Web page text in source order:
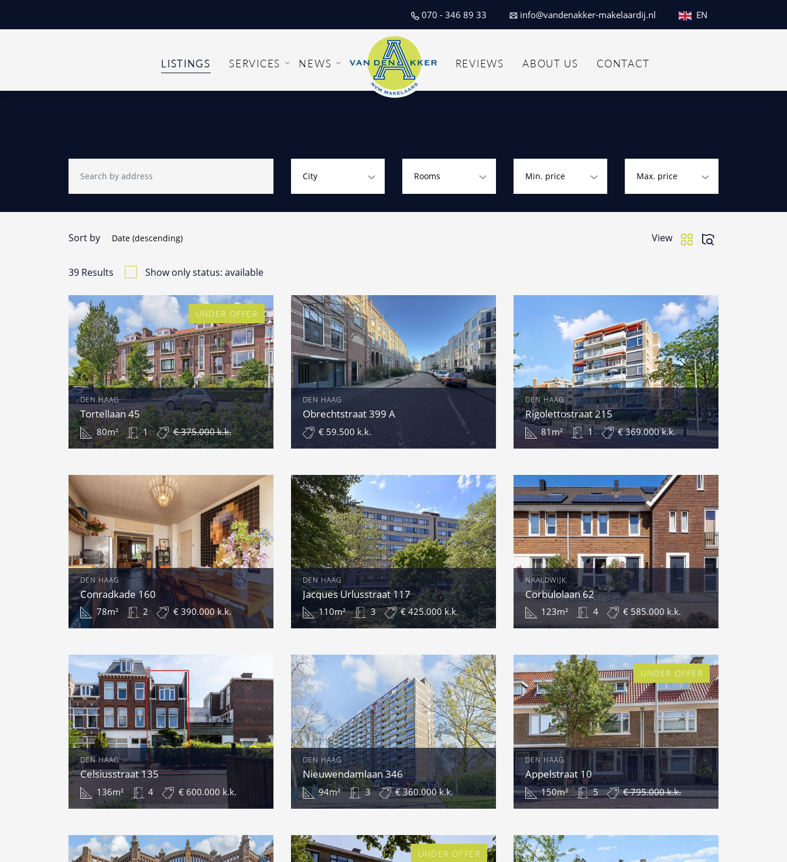
070 - 346 89 33 info@vandenakker-makelaardij.nl EN
LISTINGS SERVICES NEWS REVIEWS ABOUT US CONTACT
City Rooms Min. price Max. price
Sort by Date (descending) View
39 Results Show only status: available
UNDER OFFER
DEN HAAG
Tortellaan 45
80m² 1 € 375.000 k.k.
DEN HAAG
Obrechtstraat 399 A
€ 59.500 k.k.
DEN HAAG
Rigolettostraat 215
81m² 1 € 369.000 k.k.
DEN HAAG
Conradkade 160
78m² 2 € 390.000 k.k.
DEN HAAG
Jacques Urlusstraat 117
110m² 3 € 425.000 k.k.
NAALDWIJK
Corbulolaan 62
123m² 4 € 585.000 k.k.
DEN HAAG
Celsiusstraat 135
136m² 4 € 600.000 k.k.
DEN HAAG
Nieuwendamlaan 346
94m² 3 € 360.000 k.k.
UNDER OFFER
DEN HAAG
Appelstraat 10
150m² 5 € 795.000 k.k.
UNDER OFFER